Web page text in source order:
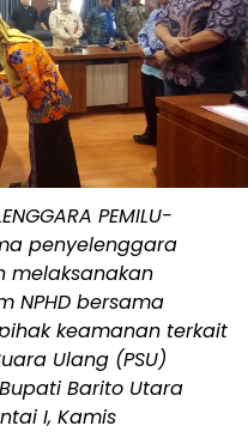
PEMILU-
penyelenggara
melaksanakan
NPHD bersama
keamanan terkait
Ulang (PSU)
Barito Utara
I, Kamis